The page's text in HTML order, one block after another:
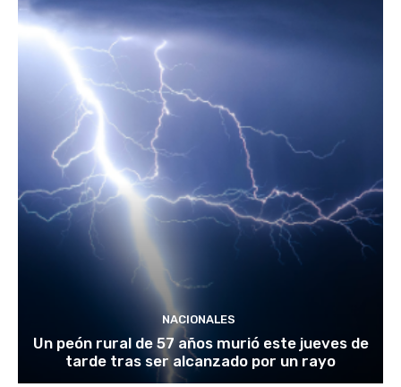
NACIONALES
Un peón rural de 57 años murió este jueves de
tarde tras ser alcanzado por un rayo